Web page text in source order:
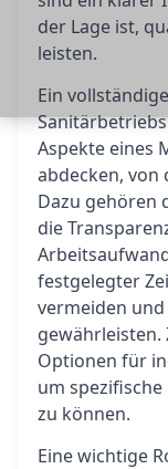
der Lage ist,
leisten.
Ein
Aspekte eines
abdecken, von
Dazu gehören
die
festgelegter
vermeiden
gewährleisten.
Optionen für
um
zu können.
Eine wichtige